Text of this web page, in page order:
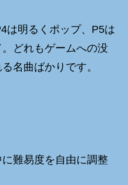
は明るくポップ、P5は
どれもゲームへの没
名曲ばかりです。
難易度を自由に調整